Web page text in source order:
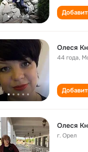
Олеся
44 года,
Олеся
г. Орел